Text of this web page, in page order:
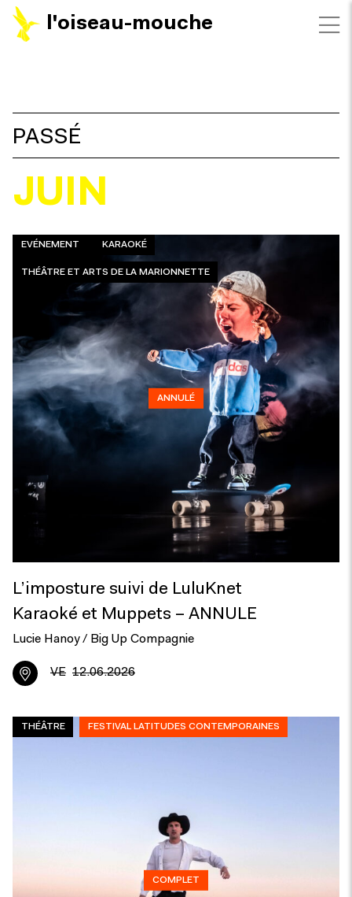
l'oiseau-mouche
FILTRES
PASSÉ
JUIN
ANNULÉ
EVÉNEMENT KARAOKÉ
THÉÂTRE ET ARTS DE LA MARIONNETTE
L’imposture suivi de LuluKnet
Karaoké et Muppets – ANNULE
Lucie Hanoy / Big Up Compagnie
VE 12.06.2026
COMPLET
THÉÂTRE FESTIVAL LATITUDES CONTEMPORAINES